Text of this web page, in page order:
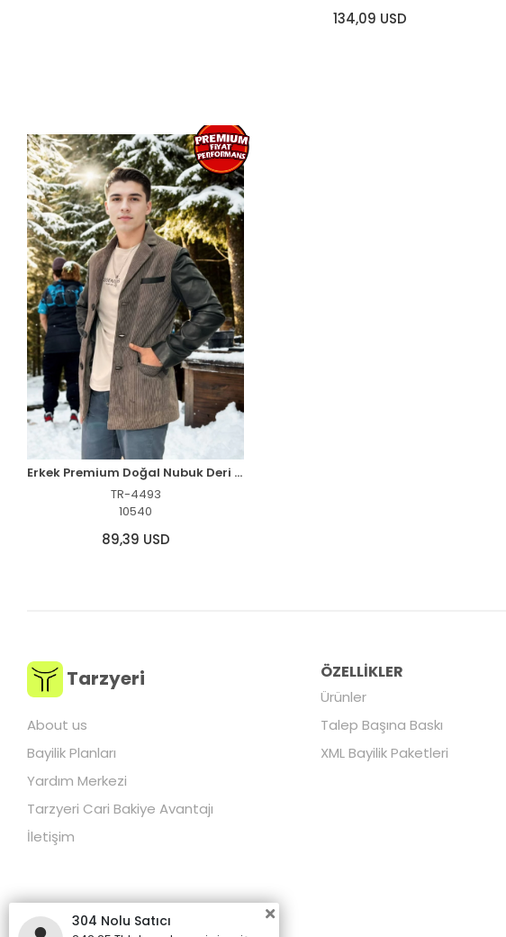
134,09 USD
Erkek Premium Doğal Nubuk Deri Ceket - Siyah
TR-4493
10540
89,39 USD
Tarzyeri
About us
Bayilik Planları
Yardım Merkezi
Tarzyeri Cari Bakiye Avantajı
İletişim
ÖZELLİKLER
Ürünler
Talep Başına Baskı
XML Bayilik Paketleri
304 Nolu Satıcı